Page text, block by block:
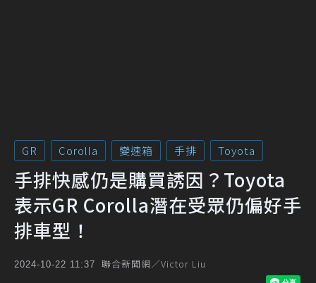
GR Corolla 變速箱 手排 Toyota
手排快感仍是購買誘因？Toyota
表示GR Corolla潛在受眾仍偏好手
排車型！
2024-10-22 11:37 聯合新聞網／Victor Liu